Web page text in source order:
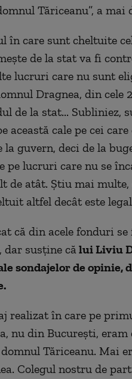
Tăriceanu”, a mai
în care sunt cheltuite
de la stat va fi
lucruri care nu sunt
Dragnea, din cele
de la stat... Subliniez,
această cale pe cei
la guvern, deci de la
pe lucruri care nu se
de atât. Ştiu mai
altfel decât este
că din acele fonduri
dar susține călui Liviu
sondajelor de opinie,
realizat în care pe
nu din Bucureşti, eram
Tăriceanu. Mai
Colegul nostru de